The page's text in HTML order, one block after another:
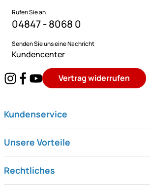
Rufen Sie an
04847 - 8068 0
Senden Sie uns eine Nachricht
Kundencenter
Vertrag widerrufen
Kundenservice
Unsere Vorteile
Rechtliches